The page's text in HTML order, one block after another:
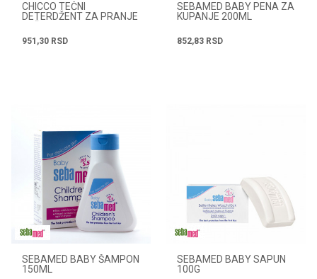
CHICCO TEČNI
DETERDŽENT ZA PRANJE
951,30 RSD
SEBAMED BABY PENA ZA
KUPANJE 200ML
852,83 RSD
SEBAMED BABY ŠAMPON
150ML
SEBAMED BABY SAPUN
100G